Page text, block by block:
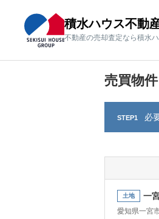
積水ハウス不動
不動産の売却査定なら積水
売買物
STEP1 必
土地 一
愛知県一宮
積水ハウス不動
不動産の売却査定なら積水